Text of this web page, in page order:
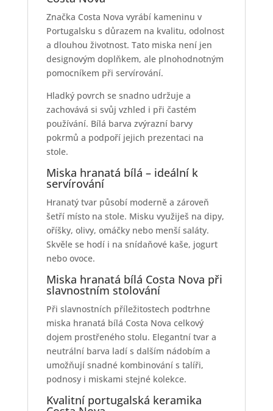
Značka Costa Nova vyrábí kameninu v
Portugalsku s důrazem na kvalitu, odolnost
a dlouhou životnost. Tato miska není jen
designovým doplňkem, ale plnohodnotným
pomocníkem při servírování.
Hladký povrch se snadno udržuje a
zachovává si svůj vzhled i při častém
používání. Bílá barva zvýrazní barvy
pokrmů a podpoří jejich prezentaci na
stole.
Miska hranatá bílá – ideální k
servírování
Hranatý tvar působí moderně a zároveň
šetří místo na stole. Misku využiješ na dipy,
oříšky, olivy, omáčky nebo menší saláty.
Skvěle se hodí i na snídaňové kaše, jogurt
nebo ovoce.
Miska hranatá bílá Costa Nova při
slavnostním stolování
Při slavnostních příležitostech podtrhne
miska hranatá bílá Costa Nova celkový
dojem prostřeného stolu. Elegantní tvar a
neutrální barva ladí s dalším nádobím a
umožňují snadné kombinování s talíři,
podnosy i miskami stejné kolekce.
Kvalitní portugalská keramika